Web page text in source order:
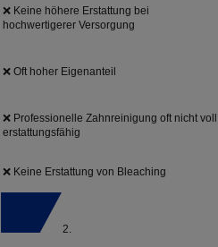
❌ Keine höhere Erstattung bei
hochwertigerer Versorgung
❌ Oft hoher Eigenanteil
❌ Professionelle Zahnreinigung oft nicht voll
erstattungsfähig
❌ Keine Erstattung von Bleaching
2.